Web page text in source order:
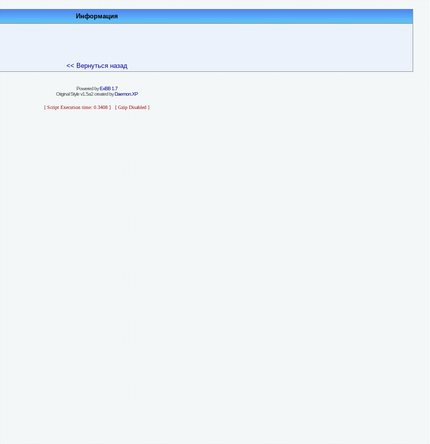
Информация
<< Вернуться назад
Powered byExBB 1.7
Original Style v1.5a2 created byDaemon.XP
[ Script Execution time: 0.3408 ] [ Gzip Disabled ]